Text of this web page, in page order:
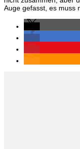
Auge gefasst, es muss